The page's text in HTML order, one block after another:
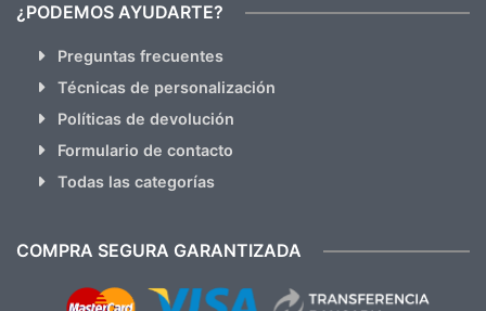
¿PODEMOS AYUDARTE?
Preguntas frecuentes
Técnicas de personalización
Políticas de devolución
Formulario de contacto
Todas las categorías
COMPRA SEGURA GARANTIZADA